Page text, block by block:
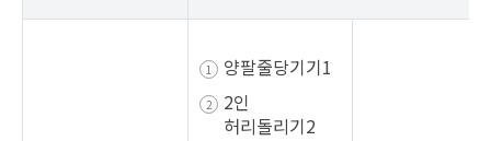
양팔줄당기기1
2인
허리돌리기2